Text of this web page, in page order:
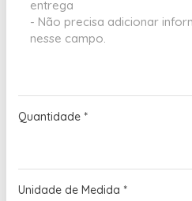
Quantidade *
Unidade de Medida *